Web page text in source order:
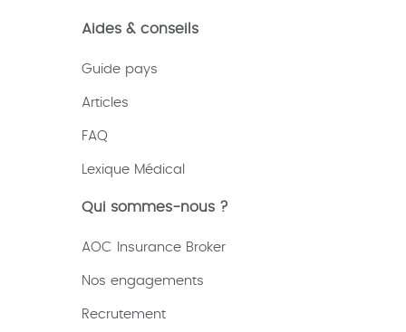
Aides & conseils
Guide pays
Articles
FAQ
Lexique Médical
Qui sommes-nous ?
AOC Insurance Broker
Nos engagements
Recrutement